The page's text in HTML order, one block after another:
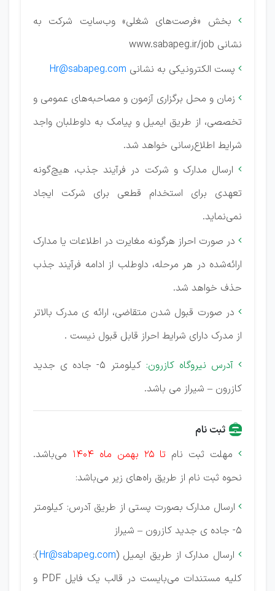

بخش «فرصت‌های شغلی» وب‌سایت شرکت به
نشانی www.sabapeg.ir/job
 پست الکترونیکی به نشانی Hr@sabapeg.com
 زمان و محل برگزاری آزمون و مصاحبه‌های عمومی و
تخصصی، از طریق ایمیل و پیامک به داوطلبان واجد
شرایط اطلاع‌رسانی خواهد شد.
 ارسال مدارک و شرکت در فرآیند جذب، هیچ‌گونه
تعهدی برای استخدام قطعی برای شرکت ایجاد
نمی‌نماید.
 در صورت احراز هرگونه مغایرت در اطلاعات یا مدارک
ارائه‌شده در هر مرحله، داوطلب از ادامه فرآیند جذب
حذف خواهد شد.
 در صورت قبول شدن متقاضی، ارائه ی مدرک بالاتر
از مدرک دارای شرایط احراز قابل قبول نیست .
 آدرس نیروگاه کازرون:
کیلومتر 5- جاده ی جدید
کازرون – شیراز می باشد.
ثبت نام
مهلت ثبت نام تا 25 بهمن ماه 1404
می‌باشد.
نحوه ثبت نام از طریق راه‌های زیر می‌باشد:
 ارسال مدارک بصورت پستی از طریق آدرس: کیلومتر
5- جاده ی جدید کازرون – شیراز
 ارسال مدارک از طریق ایمیل (Hr@sabapeg.com
):
کلیه مستندات می‌بایست در قالب یک فایل PDF و